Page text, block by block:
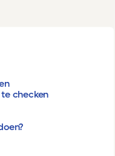
checken